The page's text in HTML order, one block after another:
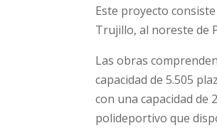
Este proyecto
Trujillo, al noreste de
Las obras
capacidad de 5.505
con una capacidad de
polideportivo que